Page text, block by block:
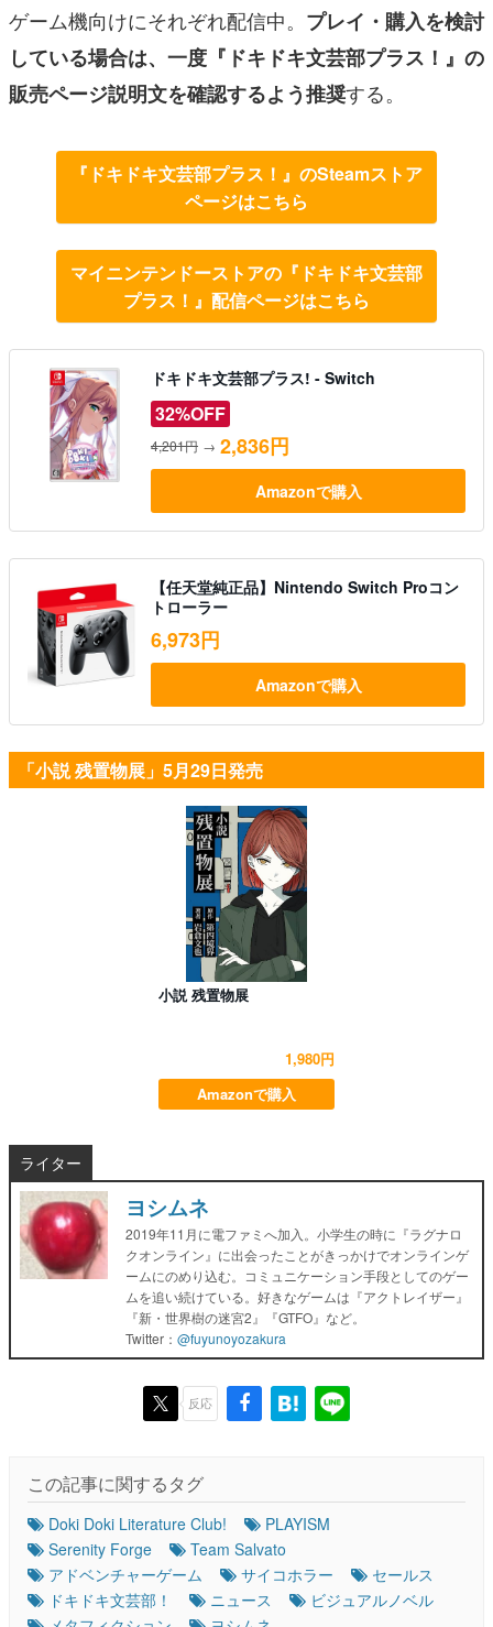
ゲーム機向けにそれぞれ配信中。 プレイ・購入を検討
している場合は、一度『ドキドキ文芸部プラス！』の
販売ページ説明文を確認するよう推奨する。
『ドキドキ文芸部プラス！』のSteamストア
ページはこちら
マイニンテンドーストアの『ドキドキ文芸部
プラス！』配信ページはこちら
ドキドキ文芸部プラス! - Switch
32%OFF
4,201円 → 2,836円
Amazonで購入
【任天堂純正品】Nintendo Switch Proコン
トローラー
6,973円
Amazonで購入
「小説 残置物展」5月29日発売
小説 残置物展
1,980円
Amazonで購入
ライター
ヨシムネ
2019年11月に電ファミへ加入。小学生の時に『ラグナロ
クオンライン』に出会ったことがきっかけでオンラインゲ
ームにのめり込む。コミュニケーション手段としてのゲー
ムを追い続けている。好きなゲームは『アクトレイザー』
『新・世界樹の迷宮2』『GTFO』など。
Twitter： @fuyunoyozakura
反応
この記事に関するタグ
Doki Doki Literature Club!
PLAYISM
Serenity Forge
Team Salvato
アドベンチャーゲーム
サイコホラー
セールス
ドキドキ文芸部！
ニュース
ビジュアルノベル